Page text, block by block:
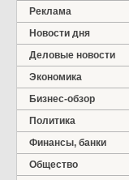
Реклама
Новости дня
Деловые новости
Экономика
Бизнес-обзор
Политика
Финансы, банки
Общество